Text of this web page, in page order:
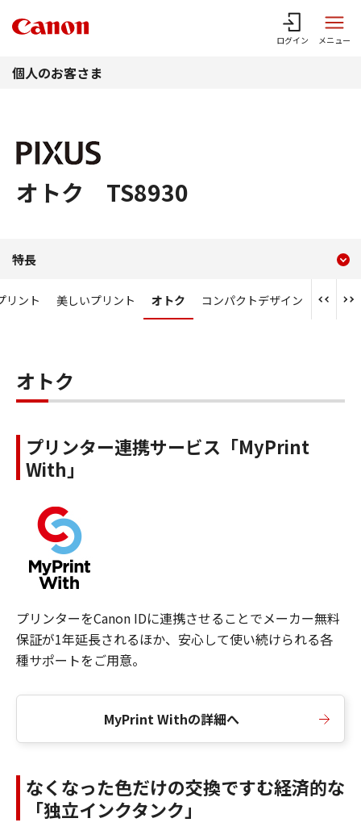
ログイン メニュー
個人のお客さま
オトク TS8930
特長
リント 美しいプリント オトク コンパクトデザイン 便利な
オトク
プリンター連携サービス「MyPrint
With」
プリンターをCanon IDに連携させることでメーカー無料
保証が1年延長されるほか、安心して使い続けられる各
種サポートをご用意。
MyPrint Withの詳細へ
なくなった色だけの交換ですむ経済的な
「独立インクタンク」